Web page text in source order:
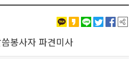
봉사자 파견미사